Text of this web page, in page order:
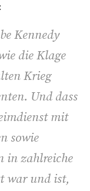
Kennedy
die Klage
Krieg
Und dass
mit
sowie
in zahlreiche
war und ist,